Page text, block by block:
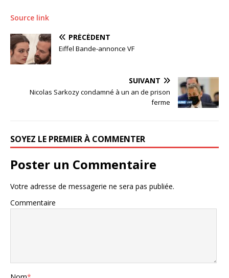
Source link
PRÉCÉDENT
Eiffel Bande-annonce VF
SUIVANT
Nicolas Sarkozy condamné à un an de prison
ferme
SOYEZ LE PREMIER À COMMENTER
Poster un Commentaire
Votre adresse de messagerie ne sera pas publiée.
Commentaire